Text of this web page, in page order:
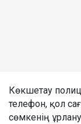
Көкшетау
телефон, қол
сөмкенің